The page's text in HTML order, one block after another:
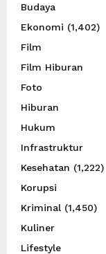
Budaya
Ekonomi (1,402)
Film
Film Hiburan
Foto
Hiburan
Hukum
Infrastruktur
Kesehatan (1,222)
Korupsi
Kriminal (1,450)
Kuliner
Lifestyle